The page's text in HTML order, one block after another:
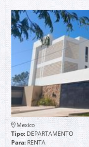
Mexico
Tipo:DEPARTAMENTO
Para:RENTA